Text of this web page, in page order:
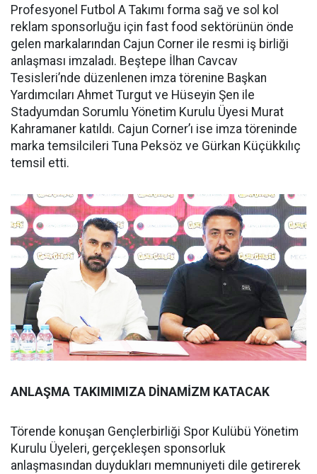
Profesyonel Futbol A Takımı forma sağ ve sol kol
reklam sponsorluğu için fast food sektörünün önde
gelen markalarından Cajun Corner ile resmi iş birliği
anlaşması imzaladı. Beştepe İlhan Cavcav
Tesisleri’nde düzenlenen imza törenine Başkan
Yardımcıları Ahmet Turgut ve Hüseyin Şen ile
Stadyumdan Sorumlu Yönetim Kurulu Üyesi Murat
Kahramaner katıldı. Cajun Corner’ı ise imza töreninde
marka temsilcileri Tuna Peksöz ve Gürkan Küçükkılıç
temsil etti.
ANLAŞMA TAKIMIMIZA DİNAMİZM KATACAK
Törende konuşan Gençlerbirliği Spor Kulübü Yönetim
Kurulu Üyeleri, gerçekleşen sponsorluk
anlaşmasından duydukları memnuniyeti dile getirerek